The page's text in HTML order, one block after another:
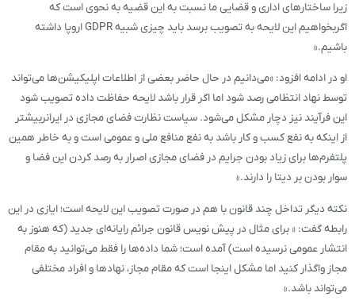
زیرا ساختارهای اداری و قضایی ما نسبت به این قضیه به نحوی است که
اگربخواهیم این لایحه به تصویب برسد باید چیزی شبیه GDPR اروپا داشته
باشیم.»
او در ادامه افزود: «می‌دانیم در حال حاضر بعضی از اطلاعات اپلیکیشن‌ها می‌تواند
توسط نهاد انتظامی رصد شود اما اگر قرار باشد لایحه حفاظت داده تصویب شود
این فرآیند نیز دچار مشکل می‌شود. سیاست نظارت فضای مجازی در ایرانربیشتر
از اینکه به نفع کسب و کار باشد به نفع منافع ملی و عمومی است و به خاطر همین
پلتفرم‌ها برای زیاد بودن جرایم در فضای مجازی اصرار به رصد کردن این فضا و
سوار بودن بر دیتا را دارند.»
نکته دیگر تداخل چند قانون با هم در صورت تصویب این لایحه است؛ ایازی در این
رابطه گفت: « برای مثال در پیش نویس قانون جرائم رایانه‌ای جدید (که هنوز به
انتشار عمومی نرسیده است) آمده است؛ شما داده‌ها را فقط می‌توانید به مقام
مجاز واگذار کنید اما مشکل اینجا است که مقام مجاز، نهادها و افراد مختلفی
می‌تواند باشد.»